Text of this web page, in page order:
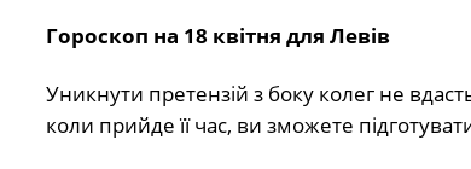
Гороскоп на 18 квітня для Левів
Уникнути претензій з боку колег не
коли прийде її час, ви зможете